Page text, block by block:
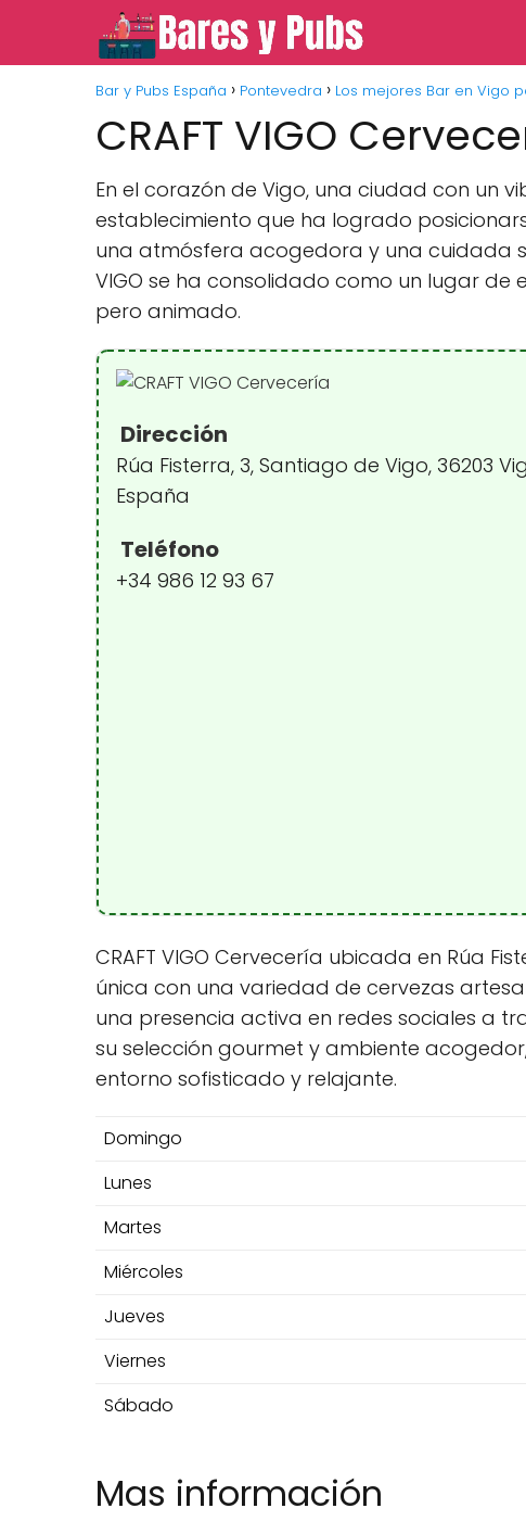
Bar y Pubs España Pontevedra Los mejores Bar en Vigo
CRAFT VIGO
En el corazón de Vigo, una ciudad con un
establecimiento que ha logrado
una atmósfera acogedora y una cuidada
VIGO se ha consolidado como un lugar
pero animado.
Dirección
Rúa Fisterra, 3, Santiago de Vigo, 36203
España
Teléfono
+34 986 12 93 67
CRAFT VIGO Cervecería ubicada en Rúa
única con una variedad de cervezas
una presencia activa en redes sociales a
su selección gourmet y ambiente
entorno sofisticado y relajante.
Domingo
Lunes
Martes
Miércoles
Jueves
Viernes
Sábado
Mas información